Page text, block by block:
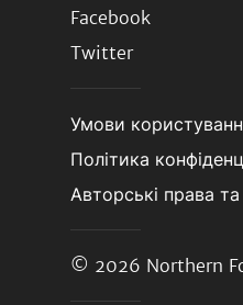
Facebook
Twitter
Умови
Політика
Авторські права
© 2026 Northern